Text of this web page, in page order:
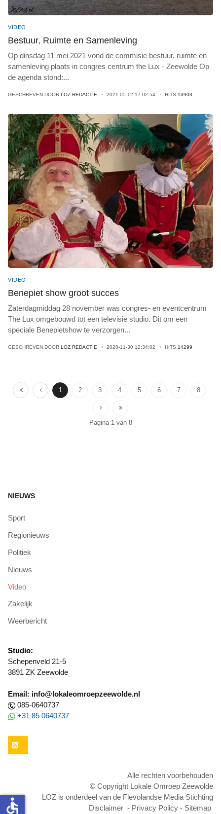
VIDEO
Bestuur, Ruimte en Samenleving
Op dinsdag 11 mei 2021 vond de commisie bestuur, ruimte en
samenleving plaats in congres centrum the Lux - Zeewolde Op
de agenda stond:...
GESCHREVEN DOOR LOZ REDACTIE 2021-05-12 17:02:54 HITS 13903
VIDEO
Benepiet show groot succes
Zaterdagmiddag 28 november was congres- en eventcentrum
The Lux omgebouwd tot een televisie studio. Dit om een
speciale Benepietshow te verzorgen...
GESCHREVEN DOOR LOZ REDACTIE 2020-11-30 12:34:02 HITS 14299
1 2 3 4 5 6 7 8
Pagina 1 van 8
NIEUWS
Sport
Regionieuws
Politiek
Nieuws
Video
Zakelijk
Weerbericht
Studio:
Schepenveld 21-5
3891 ZK Zeewolde
Email: info@lokaleomroepzeewolde.nl
085-0640737
+31 85 0640737
Alle rechten voorbehouden
© Copyright Lokale Omroep Zeewolde
LOZ is onderdeel van de Flevolandse Media Stichting
Disclaimer - Privacy Policy - Sitemap
accessible